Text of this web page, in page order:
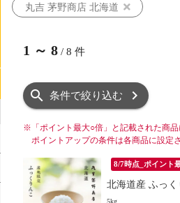
丸吉 茅野商店 北海道
1 ～ 8 / 8 件
条件で絞り込む
※ 「ポイント最大○倍」と記載された商
ポイントアップの条件は各商品に設定
8/7時点_ポイント
北海道産 ふっ
5kg